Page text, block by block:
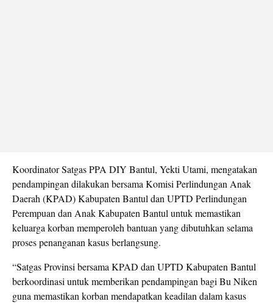
Koordinator Satgas PPA DIY Bantul, Yekti Utami, mengatakan
pendampingan dilakukan bersama Komisi Perlindungan Anak
Daerah (KPAD) Kabupaten Bantul dan UPTD Perlindungan
Perempuan dan Anak Kabupaten Bantul untuk memastikan
keluarga korban memperoleh bantuan yang dibutuhkan selama
proses penanganan kasus berlangsung.
“Satgas Provinsi bersama KPAD dan UPTD Kabupaten Bantul
berkoordinasi untuk memberikan pendampingan bagi Bu Niken
guna memastikan korban mendapatkan keadilan dalam kasus